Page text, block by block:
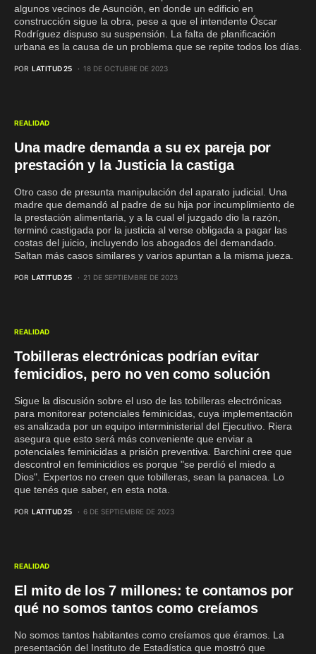
algunos vecinos de Asunción, en donde un edificio en
construcción sigue la obra, pese a que el intendente Óscar
Rodríguez dispuso su suspensión. La falta de planificación
urbana es la causa de un problema que se repite todos los días.
POR LATITUD 25 18 DE OCTUBRE DE 2023
REALIDAD
Una madre demanda a su ex pareja por
prestación y la Justicia la castiga
Otro caso de presunta manipulación del aparato judicial. Una
madre que demandó al padre de su hija por incumplimiento de
la prestación alimentaria, y a la cual el juzgado dio la razón,
terminó castigada por la justicia al verse obligada a pagar las
costas del juicio, incluyendo los abogados del demandado.
Saltan más casos similares y varios apuntan a la misma jueza.
POR LATITUD 25 21 DE SEPTIEMBRE DE 2023
REALIDAD
Tobilleras electrónicas podrían evitar
femicidios, pero no ven como solución
Sigue la discusión sobre el uso de las tobilleras electrónicas
para monitorear potenciales feminicidas, cuya implementación
es analizada por un equipo interministerial del Ejecutivo. Riera
asegura que esto será más conveniente que enviar a
potenciales feminicidas a prisión preventiva. Barchini cree que
descontrol en feminicidios es porque "se perdió el miedo a
Dios". Expertos no creen que tobilleras, sean la panacea. Lo
que tenés que saber, en esta nota.
POR LATITUD 25 6 DE SEPTIEMBRE DE 2023
REALIDAD
El mito de los 7 millones: te contamos por
qué no somos tantos como creíamos
No somos tantos habitantes como creíamos que éramos. La
presentación del Instituto de Estadística que mostró que